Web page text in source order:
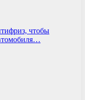
чтобы